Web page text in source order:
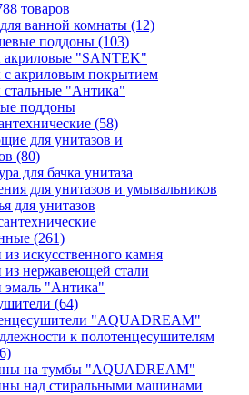
товаров
ванной комнаты (12)
поддоны (103)
"SANTEK"
акриловым покрытием
"Антика"
поддоны
(58)
для унитазов и
(80)
для бачка унитаза
для унитазов и умывальников
для унитазов
(261)
искусственного камня
нержавеющей стали
"Антика"
(64)
"AQUADREAM"
к полотенцесушителям
на тумбы "AQUADREAM"
над стиральными машинами